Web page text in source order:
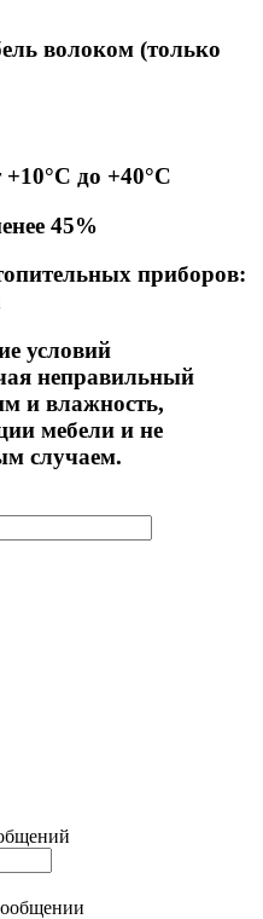
волоком (только
до +40°C
45%
приборов:
условий
неправильный
и влажность,
мебели и не
случаем.